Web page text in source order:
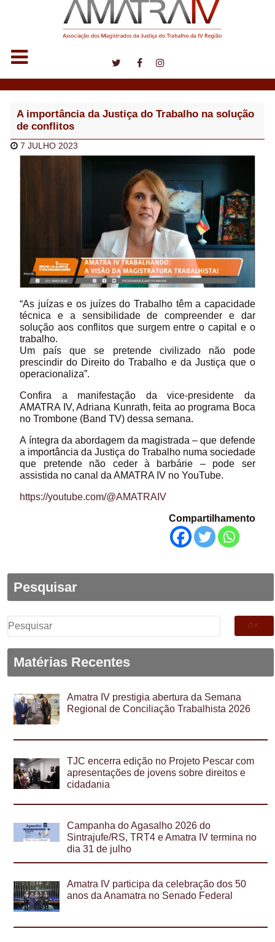
A importância da Justiça do Trabalho na solução
de conflitos
7 JULHO 2023
“As juízas e os juízes do Trabalho têm a capacidade
técnica e a sensibilidade de compreender e dar
solução aos conflitos que surgem entre o capital e o
trabalho.
Um país que se pretende civilizado não pode
prescindir do Direito do Trabalho e da Justiça que o
operacionaliza”.
Confira a manifestação da vice-presidente da
AMATRA IV, Adriana Kunrath, feita ao programa Boca
no Trombone (Band TV) dessa semana.
A íntegra da abordagem da magistrada – que defende
a importância da Justiça do Trabalho numa sociedade
que pretende não ceder à barbárie – pode ser
assistida no canal da AMATRA IV no YouTube.
https://youtube.com/@AMATRAIV
Compartilhamento
Pesquisar
Pesquisar
por:
Matérias Recentes
Amatra IV prestigia abertura da Semana
Regional de Conciliação Trabalhista 2026
TJC encerra edição no Projeto Pescar com
apresentações de jovens sobre direitos e
cidadania
Campanha do Agasalho 2026 do
Sintrajufe/RS, TRT4 e Amatra IV termina no
dia 31 de julho
Amatra IV participa da celebração dos 50
anos da Anamatra no Senado Federal